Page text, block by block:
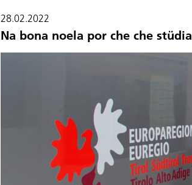
28.02.2022
Na bona noela por che che stüdia